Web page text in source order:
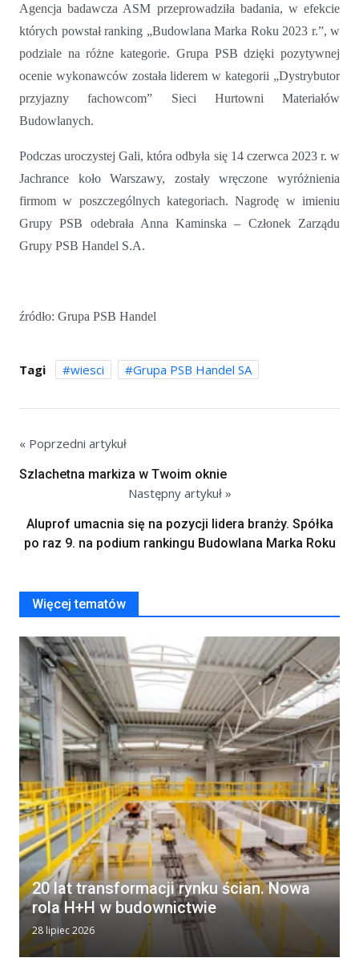
Agencja badawcza ASM przeprowadziła badania, w efekcie
których powstał ranking „Budowlana Marka Roku 2023 r.”, w
podziale na różne kategorie. Grupa PSB dzięki pozytywnej
ocenie wykonawców została liderem w kategorii „Dystrybutor
przyjazny fachowcom” Sieci Hurtowni Materiałów
Budowlanych.
Podczas uroczystej Gali, która odbyła się 14 czerwca 2023 r. w
Jachrance koło Warszawy, zostały wręczone wyróżnienia
firmom w poszczególnych kategoriach. Nagrodę w imieniu
Grupy PSB odebrała Anna Kaminska – Członek Zarządu
Grupy PSB Handel S.A.
źródło: Grupa PSB Handel
Tagi wiesci Grupa PSB Handel SA
« Poprzedni artykuł
Szlachetna markiza w Twoim oknie
Następny artykuł »
Aluprof umacnia się na pozycji lidera branży. Spółka
po raz 9. na podium rankingu Budowlana Marka Roku
Więcej tematów
20 lat transformacji rynku ścian. Nowa
rola H+H w budownictwie
28 lipiec 2026